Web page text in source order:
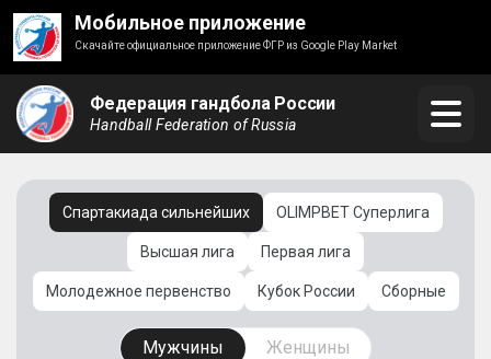
Мобильное приложение
Скачайте официальное приложение ФГР из Google Play Market
Федерация гандбола России
Handball Federation of Russia
Спартакиада сильнейших OLIMPBET Суперлига
Высшая лига Первая лига
Молодежное первенство Кубок России Сборные
Мужчины Женщины